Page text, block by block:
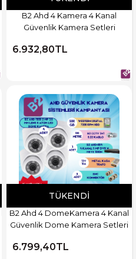
B2 Ahd 4 Kamera 4 Kanal
Güvenlik Kamera Setleri
6.932,80TL
TÜKENDI
B2 Ahd 4 DomeKamera 4 Kanal
Güvenlik Dome Kamera Setleri
6.799,40TL